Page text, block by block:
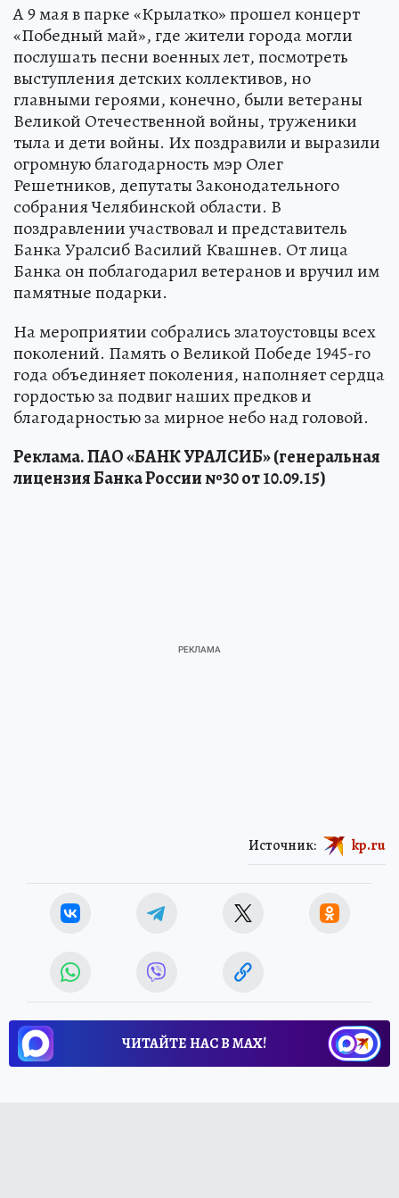
А 9 мая в парке «Крылатко» прошел концерт
«Победный май», где жители города могли
послушать песни военных лет, посмотреть
выступления детских коллективов, но
главными героями, конечно, были ветераны
Великой Отечественной войны, труженики
тыла и дети войны. Их поздравили и выразили
огромную благодарность мэр Олег
Решетников, депутаты Законодательного
собрания Челябинской области. В
поздравлении участвовал и представитель
Банка Уралсиб Василий Квашнев. От лица
Банка он поблагодарил ветеранов и вручил им
памятные подарки.
На мероприятии собрались златоустовцы всех
поколений. Память о Великой Победе 1945-го
года объединяет поколения, наполняет сердца
гордостью за подвиг наших предков и
благодарностью за мирное небо над головой.
Реклама. ПАО «БАНК УРАЛСИБ» (генеральная
лицензия Банка России №30 от 10.09.15)
Источник: kp.ru
ЧИТАЙТЕ НАС В МАХ!